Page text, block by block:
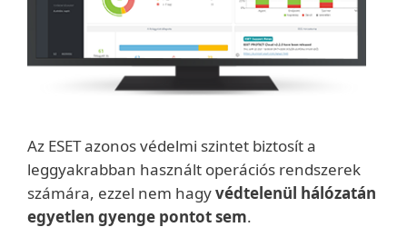
Az ESET azonos védelmi szintet biztosít a
leggyakrabban használt operációs rendszerek
számára, ezzel nem hagyvédtelenül hálózatán
egyetlen gyenge pontot sem.